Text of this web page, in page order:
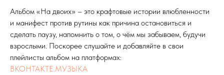
Альбом «На двоих» – это крафтовые истории влюбленности
и манифест против рутины как причина остановиться и
сделать паузу, напомнить о том, о чём мы забываем, будучи
взрослыми. Поскорее слушайте и добавляйте в свои
плейлисты альбом на платформах:
ВКОНТАКТЕ.МУЗЫКА